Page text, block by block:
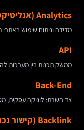
Analytics (אנליטיקס)
מדידה וניתוח שימוש באתר:
API
ממשק תכנות בין מערכות
Back-End
צד השרת: לוגיקה עסקית,
Backlink (קישור נכנס)